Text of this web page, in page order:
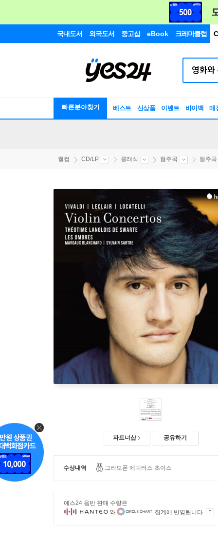
국내도서 외국도서 중고샵 eBook 크레마클럽
빠른분야찾기 베스트 신상품 이벤트 바이백 매
웰컴 CD/LP 클래식 협주곡 협주
파트너샵 공유하기
수상내역 그라모폰 에디터스 초이스
예스24 음반 판매 수량은
와
집계에 반영됩니다.